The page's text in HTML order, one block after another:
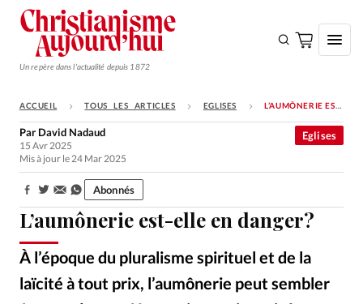
Un repère dans l'actualité depuis 1872
S'ABONNER
Monde
Opinions
Faire un don
Emploi
ACCUEIL TOUS LES ARTICLES EGLISES L’AUMÔNERIE EST-ELLE EN DANGER?
L’aumônerie est-elle en danger?
À l’époque du pluralisme spirituel et de la
laïcité à tout prix, l’aumônerie peut sembler
Eglises
Par David Nadaud
15 Avr 2025
Mis à jour le 24 Mar 2025
Partager: Abonnés